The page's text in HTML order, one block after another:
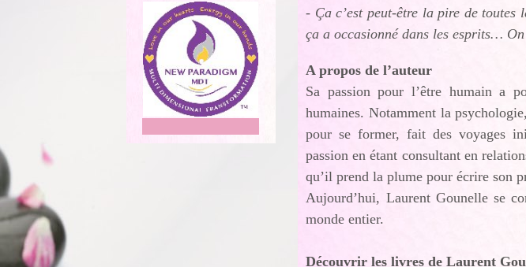
- Ça c’est peut-être la pire de toutes
ça a occasionné dans les esprits…
A propos de l’auteur
Sa passion pour l’être humain a
humaines. Notamment la
pour se former, fait des voyages
passion en étant consultant en
qu’il prend la plume pour écrire son
Aujourd’hui, Laurent Gounelle se
monde entier.
Découvrir les livres de Laurent